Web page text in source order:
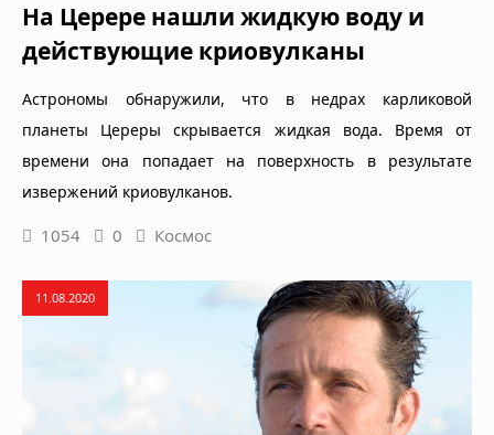
На Церере нашли жидкую воду и
действующие криовулканы
Астрономы обнаружили, что в недрах карликовой
планеты Цереры скрывается жидкая вода. Время от
времени она попадает на поверхность в результате
извержений криовулканов.
1054 0 Космос
11.08.2020